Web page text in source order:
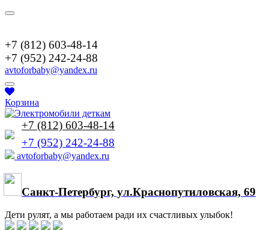
+7 (812) 603-48-14
+7 (952) 242-24-88
avtoforbaby@yandex.ru
Корзина
+7 (812) 603-48-14
+7 (952) 242-24-88
avtoforbaby@yandex.ru
Cанкт-Петербург, ул.Краснопутиловская, 69
Дети рулят, а мы работаем ради их счастливых улыбок!